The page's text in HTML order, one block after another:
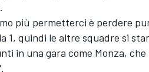
più permetterci è perdere
1, quindi le altre squadre si
in una gara come Monza, che